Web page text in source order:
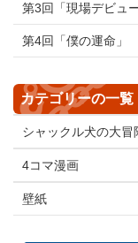
第3回「現場デビュー
第4回「僕の運命」
カテゴリーの一覧
シャックル犬の大冒
4コマ漫画
壁紙